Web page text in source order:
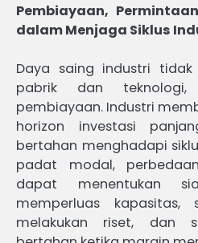
Pembiayaan,
dalam Menjaga Siklus
Daya saing industri
pabrik dan
pembiayaan. Industri
horizon investasi
bertahan menghadapi
padat modal,
dapat menentukan
memperluas
melakukan riset, dan